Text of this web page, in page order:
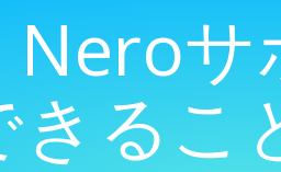
Neroサ
るこ